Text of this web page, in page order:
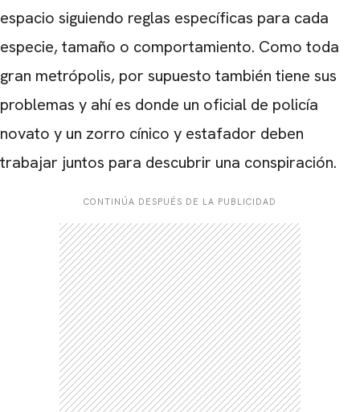
espacio siguiendo reglas específicas para cada
especie, tamaño o comportamiento. Como toda
gran metrópolis, por supuesto también tiene sus
problemas y ahí es donde un oficial de policía
novato y un zorro cínico y estafador deben
trabajar juntos para descubrir una conspiración.
CONTINÚA DESPUÉS DE LA PUBLICIDAD